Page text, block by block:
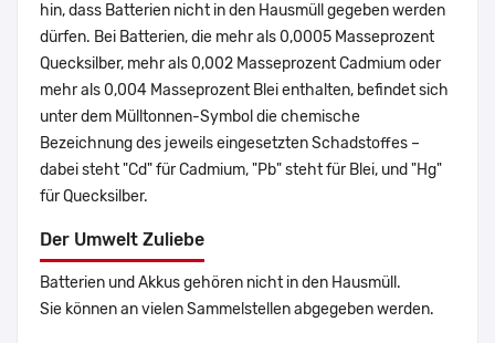
hin, dass Batterien nicht in den Hausmüll gegeben werden
dürfen. Bei Batterien, die mehr als 0,0005 Masseprozent
Quecksilber, mehr als 0,002 Masseprozent Cadmium oder
mehr als 0,004 Masseprozent Blei enthalten, befindet sich
unter dem Mülltonnen-Symbol die chemische
Bezeichnung des jeweils eingesetzten Schadstoffes –
dabei steht "Cd" für Cadmium, "Pb" steht für Blei, und "Hg"
für Quecksilber.
Der Umwelt Zuliebe
Batterien und Akkus gehören nicht in den Hausmüll.
Sie können an vielen Sammelstellen abgegeben werden.